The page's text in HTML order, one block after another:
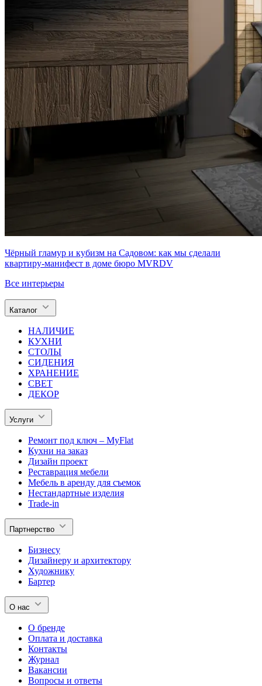
Чёрный гламур и кубизм на Садовом: как мы сделали
квартиру-манифест в доме бюро MVRDV
Все интерьеры
Каталог
НАЛИЧИЕ
КУХНИ
СТОЛЫ
СИДЕНИЯ
ХРАНЕНИЕ
СВЕТ
ДЕКОР
Услуги
Ремонт под ключ – MyFlat
Кухни на заказ
Дизайн проект
Реставрация мебели
Мебель в аренду для съемок
Нестандартные изделия
Trade-in
Партнерство
Бизнесу
Дизайнеру и архитектору
Художнику
Бартер
О нас
О бренде
Оплата и доставка
Контакты
Журнал
Вакансии
Вопросы и ответы